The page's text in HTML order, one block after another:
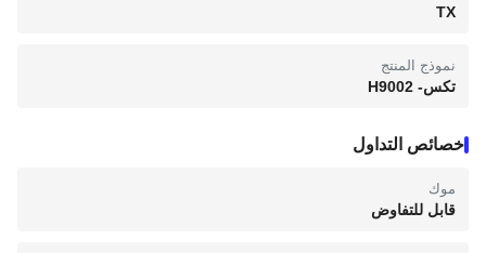
TX
نموذج المنتج
تكس- H9002
خصائص التداول
موك
قابل للتفاوض